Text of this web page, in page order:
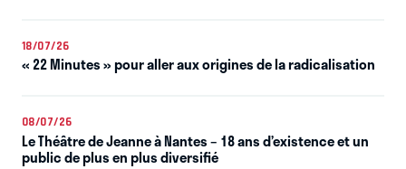
18/07/26
« 22 Minutes » pour aller aux origines de la radicalisation
08/07/26
Le Théâtre de Jeanne à Nantes – 18 ans d’existence et un
public de plus en plus diversifié